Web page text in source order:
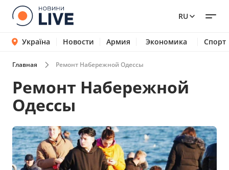
RU
Україна Новости Армия Экономика Спорт
Главная Ремонт Набережной Одессы
Ремонт Набережной
Одессы